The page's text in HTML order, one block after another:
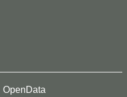
OpenData